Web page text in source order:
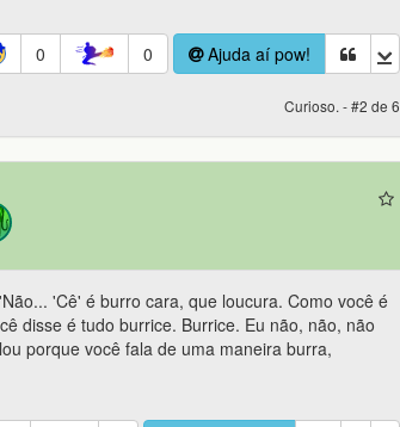
0 0 Ajuda aí pow!
Curioso. - #2 de 6
'Não... 'Cê' é burro cara, que loucura. Como você é
disse é tudo burrice. Burrice. Eu não, não, não
porque você fala de uma maneira burra,